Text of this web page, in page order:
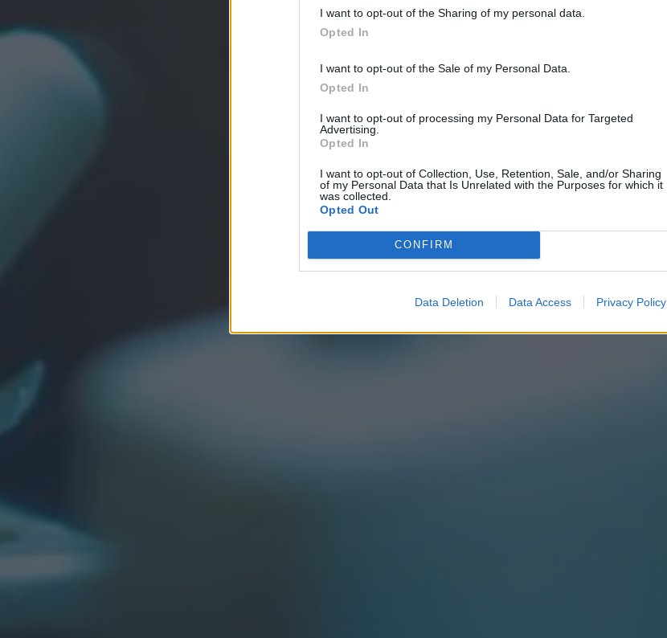
I want to opt-out of the Sharing of my personal data.
Opted In
I want to opt-out of the Sale of my Personal Data.
Opted In
I want to opt-out of processing my Personal Data for Targeted
Advertising.
Opted In
I want to opt-out of Collection, Use, Retention, Sale, and/or Sharing
of my Personal Data that Is Unrelated with the Purposes for which it
was collected.
Opted Out
CONFIRM
Data Deletion Data Access Privacy Policy